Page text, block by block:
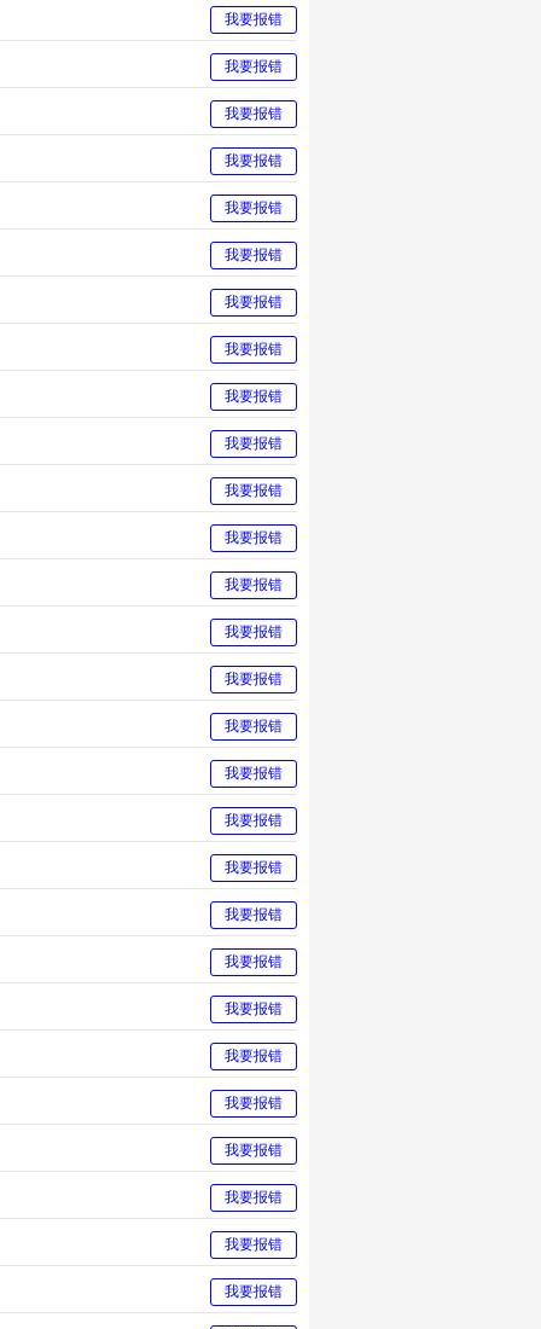
我要报错
我要报错
我要报错
我要报错
我要报错
我要报错
我要报错
我要报错
我要报错
我要报错
我要报错
我要报错
我要报错
我要报错
我要报错
我要报错
我要报错
我要报错
我要报错
我要报错
我要报错
我要报错
我要报错
我要报错
我要报错
我要报错
我要报错
我要报错